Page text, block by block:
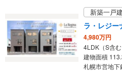
北海道札幌市
新築一戸
4,980万円
4LDK（S含
建物面積
札幌市営地